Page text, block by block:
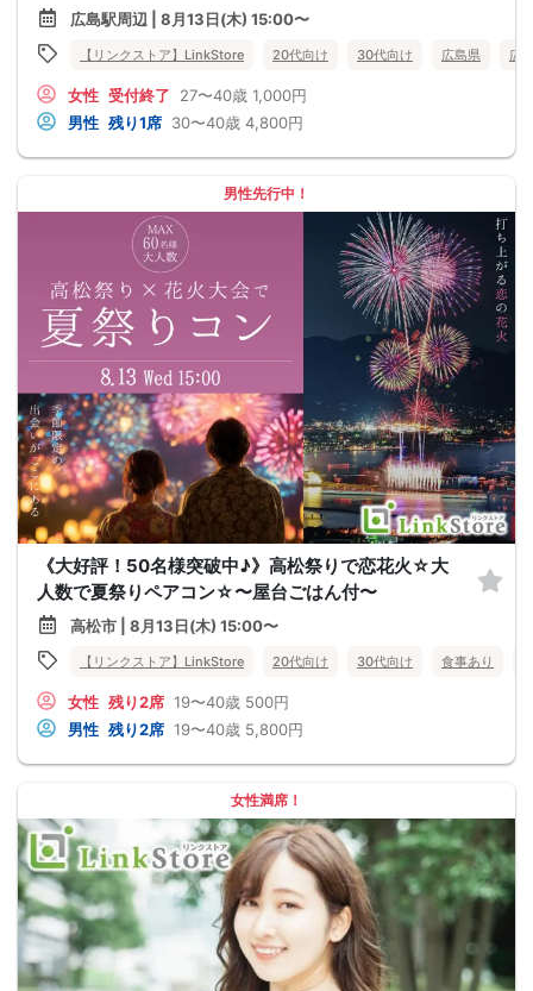
広島駅周辺 | 8月13日(木) 15:00〜
【リンクストア】LinkStore 20代向け 30代向け 広島県 広
女性 受付終了 27〜40歳 1,000円
男性 残り1席 30〜40歳 4,800円
男性先行中！
《大好評！50名様突破中♪》高松祭りで恋花火☆大
人数で夏祭りペアコン☆〜屋台ごはん付〜
高松市 | 8月13日(木) 15:00〜
【リンクストア】LinkStore 20代向け 30代向け 食事あり
女性 残り2席 19〜40歳 500円
男性 残り2席 19〜40歳 5,800円
女性満席！